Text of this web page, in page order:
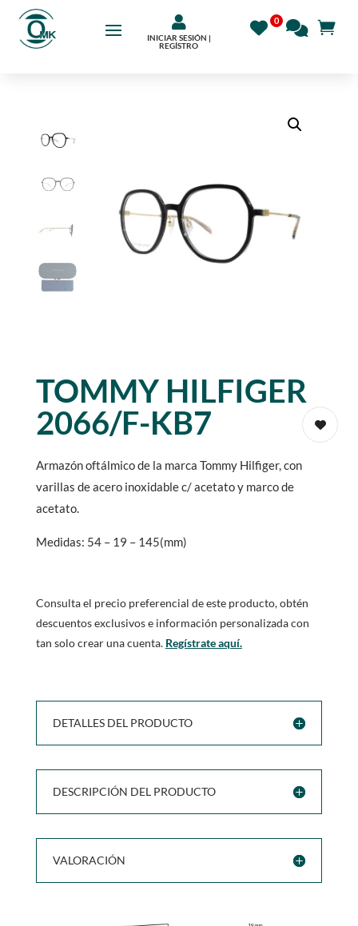

INICIAR SESIÓN |
REGÍSTRO
TOMMY HILFIGER
2066/F-KB7
Armazón oftálmico de la marca Tommy Hilfiger, con
varillas de acero inoxidable c/ acetato y marco de
acetato.
Medidas: 54 – 19 – 145(mm)
Consulta el precio preferencial de este producto, obtén
descuentos exclusivos e información personalizada con
tan solo crear una cuenta. Regístrate aquí.
DETALLES DEL PRODUCTO
DESCRIPCIÓN DEL PRODUCTO
VALORACIÓN